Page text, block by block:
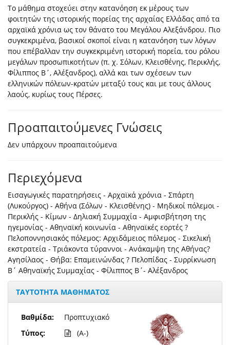
Το μάθημα στοχεύει στην κατανόηση εκ μέρους των
φοιτητών της ιστορικής πορείας της αρχαίας Ελλάδας από τα
αρχαϊκά χρόνια ως τον θάνατο του Μεγάλου Αλεξάνδρου. Πιο
συγκεκριμένα, βασικοί σκοποί είναι η κατανόηση των λόγων
που επέβαλλαν την συγκεκριμένη ιστορική πορεία, του ρόλου
μεγάλων προσωπικοτήτων (π. χ. Σόλων, Κλεισθένης, Περικλής,
Φίλιππος Β΄, Αλέξανδρος), αλλά και των σχέσεων των
ελληνικών πόλεων-κρατών μεταξύ τους και με τους άλλους
λαούς, κυρίως τους Πέρσες.
Προαπαιτούμενες Γνώσεις
Δεν υπάρχουν προαπαιτούμενα
Περιεχόμενα
Εισαγωγικές παρατηρήσεις - Αρχαϊκά χρόνια - Σπάρτη
(Λυκούργος) - Αθήνα (Σόλων - Κλεισθένης) - Μηδικοί πόλεμοι -
Περικλής - Κίμων - Δηλιακή Συμμαχία - Αμφισβήτηση της
ηγεμονίας - Αθηναϊκή κοινωνία - Αθηναϊκές εορτές ?
Πελοποννησιακός πόλεμος: Αρχιδάμειος πόλεμος - Σικελική
εκστρατεία - Τριάκοντα τύραννοι - Ανάκαμψη της Αθήνας?
Αγησίλαος - Θήβα: Επαμεινώνδας ? Πελοπίδας - Συρρίκνωση
Β΄ Αθηναϊκής Συμμαχίας - Φίλιππος Β΄- Αλέξανδρος
ΤΑΥΤΟΤΗΤΑ ΜΑΘΗΜΑΤΟΣ
Βαθμίδα:
Τύπος:
Προπτυχιακό
(A-)